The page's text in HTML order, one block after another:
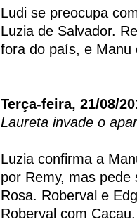
Ludi se preocupa
Luzia de Salvador.
fora do país, e Manu
Terça-feira, 21/08/
Laureta invade o
Luzia confirma a
por Remy, mas
Rosa. Roberval e
Roberval com